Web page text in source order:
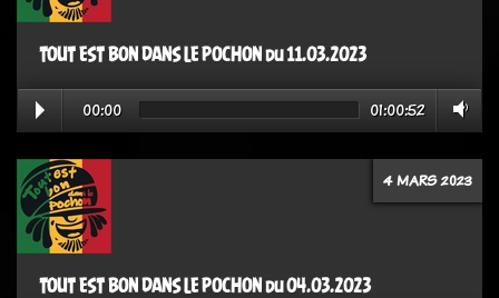
TOUT EST BON DANS LE POCHON du 11.03.2023
00:00 01:00:52
4 MARS 2023
TOUT EST BON DANS LE POCHON du 04.03.2023